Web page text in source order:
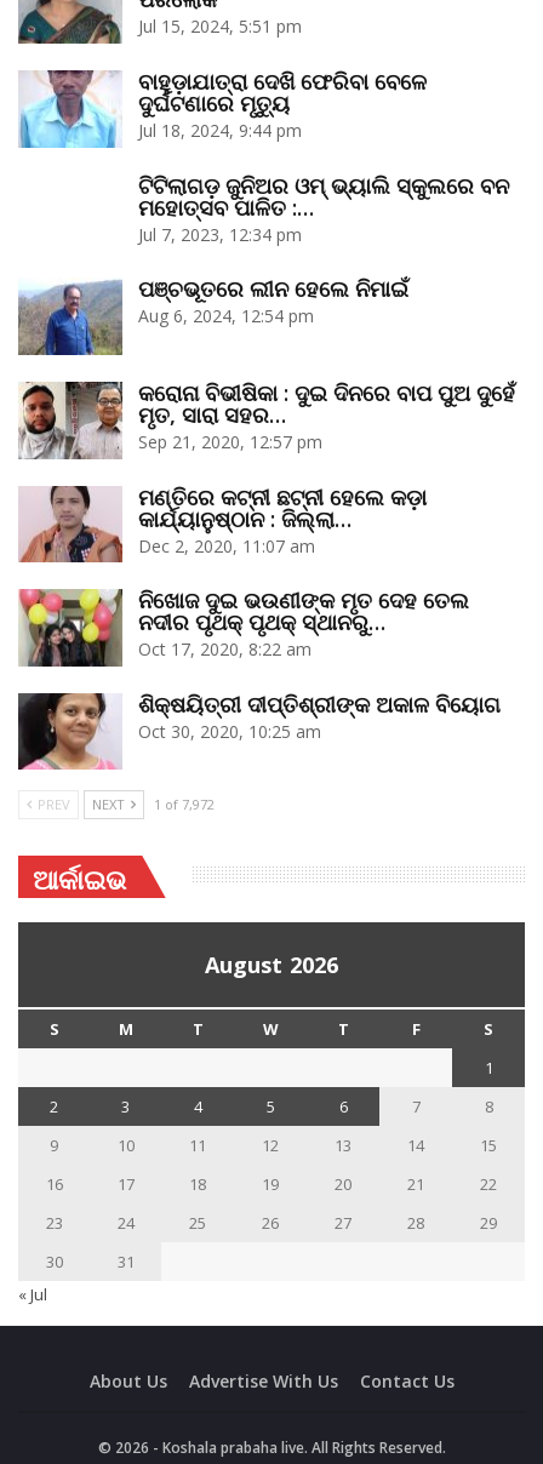
Jul 15, 2024, 5:51 pm
ବାହୁଡ଼ାଯାତ୍ରା ଦେଖି ଫେରିବା ବେଳେ
ଦୁର୍ଘଟଣାରେ ମୃତ୍ୟୁ
Jul 18, 2024, 9:44 pm
ଟିଟିଲାଗଡ଼ ଜୁନିଅର ଓମ୍‌ ଭ୍ୟାଲି ସ୍କୁଲରେ ବନ
ମହୋତ୍ସବ ପାଳିତ :…
Jul 7, 2023, 12:34 pm
ପଞ୍ଚଭୂତରେ ଲୀନ ହେଲେ ନିମାଇଁ
Aug 6, 2024, 12:54 pm
କରୋନା ବିଭୀଷିକା : ଦୁଇ ଦିନରେ ବାପ ପୁଅ ଦୁହେଁ
ମୃତ, ସାରା ସହର…
Sep 21, 2020, 12:57 pm
ମଣ୍ତିରେ କଟ୍‌ନୀ ଛଟ୍‌ନୀ ହେଲେ କଡ଼ା
କାର୍ଯ୍ୟାନୁଷ୍ଠାନ : ଜିଲ୍ଲା…
Dec 2, 2020, 11:07 am
ନିଖୋଜ ଦୁଇ ଭଉଣୀଙ୍କ ମୃତ ଦେହ ତେଲ
ନଦୀର ପୃଥକ୍‌ ପୃଥକ୍‌ ସ୍ଥାନରୁ…
Oct 17, 2020, 8:22 am
ଶିକ୍ଷୟିତ୍ରୀ ଦୀପ୍ତିଶ୍ରୀଙ୍କ ଅକାଳ ବିୟୋଗ
Oct 30, 2020, 10:25 am
PREV NEXT 1 of 7,972
ଆର୍କାଇଭ
August 2026
S M T W T F
S
1
2
3 4 5 6 7
8
9
10 11 12 13 14
15
16
17 18 19 20 21
22
23
24 25 26 27 28
29
30
31
« Jul
About Us Advertise With Us Contact Us
© 2026 - Koshala prabaha live. All Rights Reserved.